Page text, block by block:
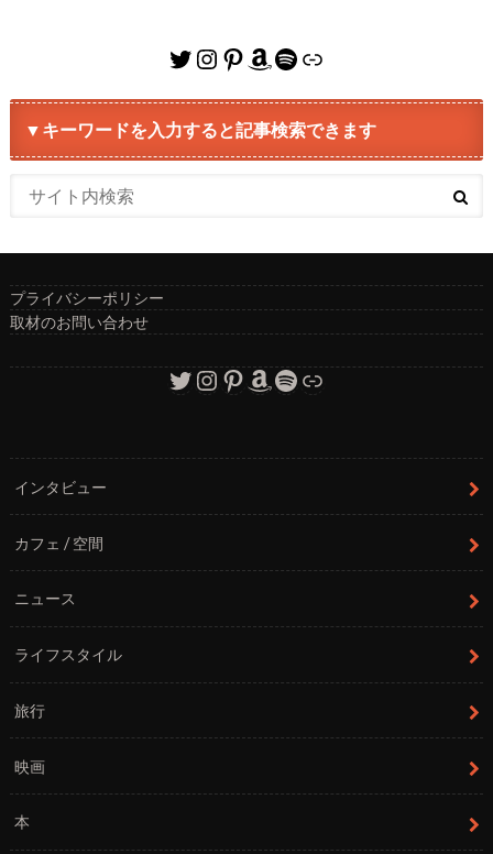
Twitter
Instagram
Pinterest
Amazon
Spotify
リンク
▼キーワードを入力すると記事検索できます
プライバシーポリシー
取材のお問い合わせ
Twitter
Instagram
Pinterest
Amazon
Spotify
リンク
インタビュー
カフェ / 空間
ニュース
ライフスタイル
旅行
映画
本